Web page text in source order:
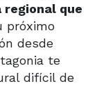
regional que
próximo
desde
te
difícil de